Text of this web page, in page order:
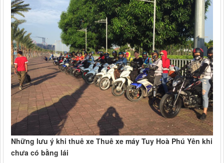
Những lưu ý khi thuê xe Thuê xe máy Tuy Hoà Phú Yên khi
chưa có bằng lái